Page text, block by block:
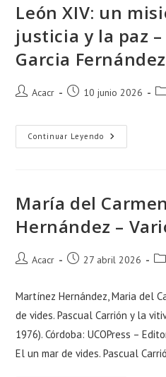
León XIV: un
justicia y la paz
Garcia Fernández
Acacr 10 junio 2026
Continuar Leyendo
María del
Hernández –
Acacr 27 abril 2026
Martínez Hernández, Maria del
de vides. Pascual Carrión y la
1976). Córdoba: UCOPress –
El un mar de vides. Pascual